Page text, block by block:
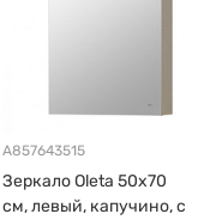
A857643515
Зеркало Oleta 50х70
см, левый, капучино, с